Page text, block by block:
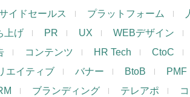
イドセールス プラットフォーム
上げ PR UX WEBデザイン
コンテンツ HR Tech CtoC
エイティブ バナー BtoB PMF
ブランディング テレアポ